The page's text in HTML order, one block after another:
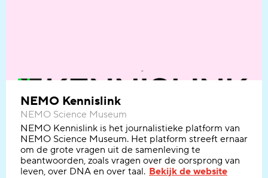
NEMO Kennislink
NEMO Science Museum
NEMO Kennislink is het journalistieke platform van
NEMO Science Museum. Het platform streeft ernaar
om de grote vragen uit de samenleving te
beantwoorden, zoals vragen over de oorsprong van
leven, over DNA en over taal. Bekijk de website